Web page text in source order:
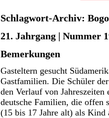
Schlagwort-Archiv:
21. Jahrgang | Nummer
Bemerkungen
Gasteltern gesucht
Gastfamilien. Die Schüler
den Verlauf von
deutsche Familien, die offen
(15 bis 17 Jahre alt) als